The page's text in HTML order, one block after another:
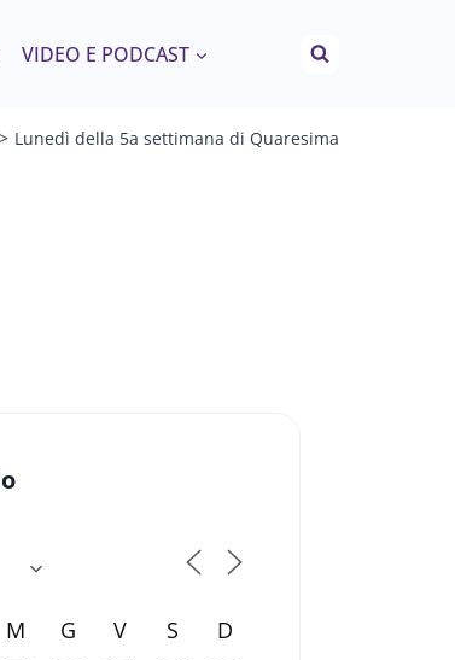
VIDEO E PODCAST
Lunedì della 5a settimana di Quaresima
M G V S D